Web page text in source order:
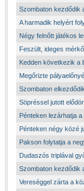
Szombaton kezdődik
A harmadik helyért
Négy felnőtt játékos
Feszült, ideges
Kedden következik a
Megőrizte
Szombaton
Söpréssel jutott
Pénteken lezárhatja
Pénteken négy közé
Pakson folytatja a
Dudaszós triplával
Szombaton kezdődik
Vereséggel zárta a